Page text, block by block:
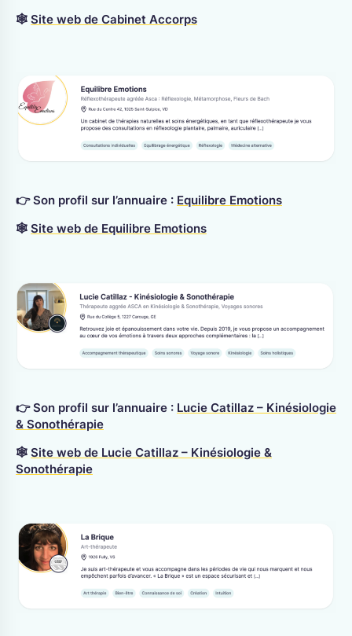
🕸 Site web de Cabinet Accorps
👉 Son profil sur l’annuaire : Equilibre Emotions
🕸 Site web de Equilibre Emotions
👉 Son profil sur l’annuaire : Lucie Catillaz – Kinésiologie
& Sonothérapie
🕸 Site web de Lucie Catillaz – Kinésiologie &
Sonothérapie